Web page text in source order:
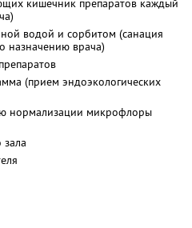
кишечник препаратов каждый
водой и сорбитом (санация
назначению врача)
(прием эндоэкологических
нормализации микрофлоры